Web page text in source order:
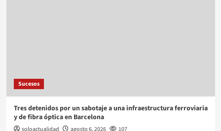
Sucesos
Tres detenidos por un sabotaje a una infraestructura ferroviaria
y de fibra óptica en Barcelona